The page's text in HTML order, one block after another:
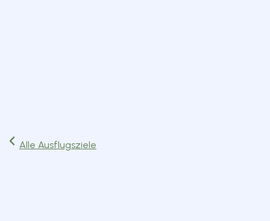
Alle Ausflugsziele